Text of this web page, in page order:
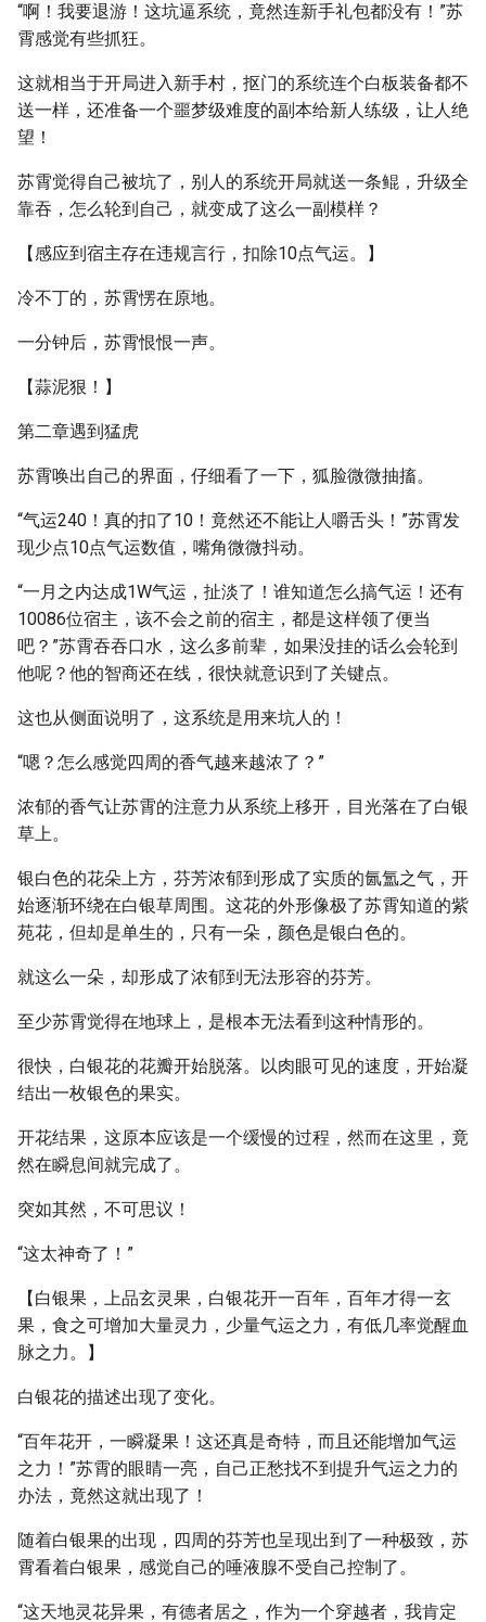
“啊！我要退游！这坑逼系统，竟然连新手礼包都没有！”苏
霄感觉有些抓狂。
这就相当于开局进入新手村，抠门的系统连个白板装备都不
送一样，还准备一个噩梦级难度的副本给新人练级，让人绝
望！
苏霄觉得自己被坑了，别人的系统开局就送一条鲲，升级全
靠吞，怎么轮到自己，就变成了这么一副模样？
【感应到宿主存在违规言行，扣除10点气运。】
冷不丁的，苏霄愣在原地。
一分钟后，苏霄恨恨一声。
【蒜泥狠！】
第二章遇到猛虎
苏霄唤出自己的界面，仔细看了一下，狐脸微微抽搐。
“气运240！真的扣了10！竟然还不能让人嚼舌头！”苏霄发
现少点10点气运数值，嘴角微微抖动。
“一月之内达成1W气运，扯淡了！谁知道怎么搞气运！还有
10086位宿主，该不会之前的宿主，都是这样领了便当
吧？”苏霄吞吞口水，这么多前辈，如果没挂的话么会轮到
他呢？他的智商还在线，很快就意识到了关键点。
这也从侧面说明了，这系统是用来坑人的！
“嗯？怎么感觉四周的香气越来越浓了？”
浓郁的香气让苏霄的注意力从系统上移开，目光落在了白银
草上。
银白色的花朵上方，芬芳浓郁到形成了实质的氤氲之气，开
始逐渐环绕在白银草周围。这花的外形像极了苏霄知道的紫
苑花，但却是单生的，只有一朵，颜色是银白色的。
就这么一朵，却形成了浓郁到无法形容的芬芳。
至少苏霄觉得在地球上，是根本无法看到这种情形的。
很快，白银花的花瓣开始脱落。以肉眼可见的速度，开始凝
结出一枚银色的果实。
开花结果，这原本应该是一个缓慢的过程，然而在这里，竟
然在瞬息间就完成了。
突如其然，不可思议！
“这太神奇了！”
【白银果，上品玄灵果，白银花开一百年，百年才得一玄
果，食之可增加大量灵力，少量气运之力，有低几率觉醒血
脉之力。】
白银花的描述出现了变化。
“百年花开，一瞬凝果！这还真是奇特，而且还能增加气运
之力！”苏霄的眼睛一亮，自己正愁找不到提升气运之力的
办法，竟然这就出现了！
随着白银果的出现，四周的芬芳也呈现出到了一种极致，苏
霄看着白银果，感觉自己的唾液腺不受自己控制了。
“这天地灵花异果，有德者居之，作为一个穿越者，我肯定